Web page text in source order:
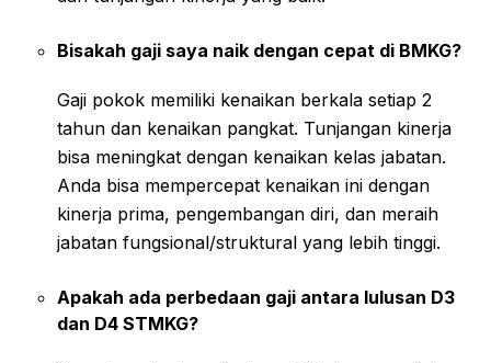
Bisakah gaji saya naik dengan cepat di BMKG?
Gaji pokok memiliki kenaikan berkala setiap 2
tahun dan kenaikan pangkat. Tunjangan kinerja
bisa meningkat dengan kenaikan kelas jabatan.
Anda bisa mempercepat kenaikan ini dengan
kinerja prima, pengembangan diri, dan meraih
jabatan fungsional/struktural yang lebih tinggi.
Apakah ada perbedaan gaji antara lulusan D3
dan D4 STMKG?